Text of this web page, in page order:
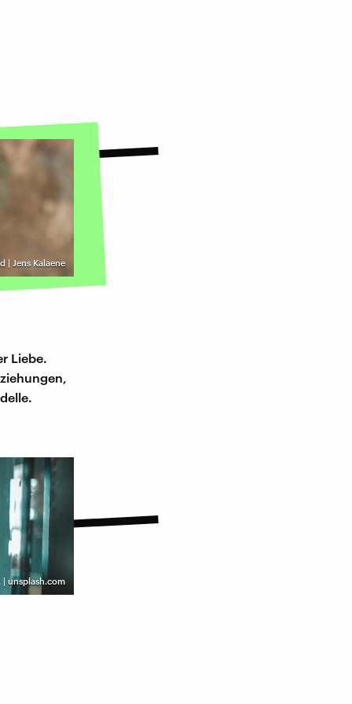
| Jens Kalaene
Liebe.
| unsplash.com